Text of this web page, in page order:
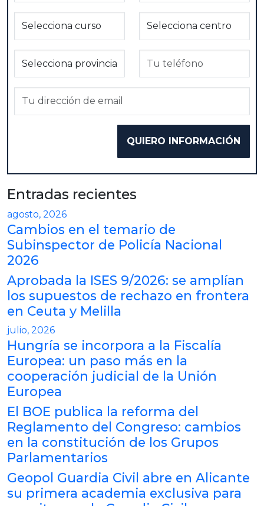
Entradas recientes
agosto, 2026
Cambios en el temario de
Subinspector de Policía Nacional
2026
Aprobada la ISES 9/2026: se amplían
los supuestos de rechazo en frontera
en Ceuta y Melilla
julio, 2026
Hungría se incorpora a la Fiscalía
Europea: un paso más en la
cooperación judicial de la Unión
Europea
El BOE publica la reforma del
Reglamento del Congreso: cambios
en la constitución de los Grupos
Parlamentarios
Geopol Guardia Civil abre en Alicante
su primera academia exclusiva para